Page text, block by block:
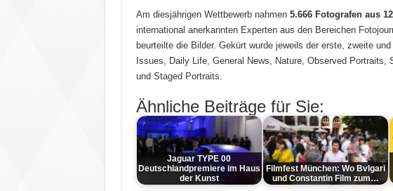
Am diesjährigen Wettbewerb nahmen 5.666 Fotografen aus
international anerkannten Experten aus den Bereichen
beurteilte die Bilder. Gekürt wurde jeweils der erste, zweite
Issues, Daily Life, General News, Nature, Observed Portraits,
und Staged Portraits.
Ähnliche Beiträge für Sie:
Jaguar TYPE 00
Deutschlandpremiere im Haus
der Kunst
Filmfest München: Wo Bvlgari
und Constantin Film zum…